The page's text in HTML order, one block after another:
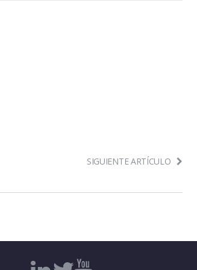
SIGUIENTE ARTÍCULO